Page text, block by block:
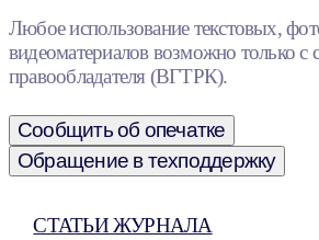
Любое использование текстовых,
видеоматериалов возможно только с
правообладателя (ВГТРК).
Сообщить об опечатке
Обращение в техподдержку
СТАТЬИ ЖУРНАЛА